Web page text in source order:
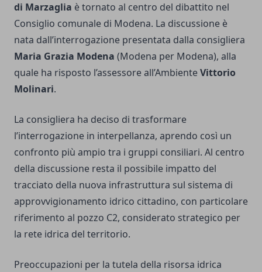
di Marzaglia è tornato al centro del dibattito nel
Consiglio comunale di Modena. La discussione è
nata dall’interrogazione presentata dalla consigliera
Maria Grazia Modena (Modena per Modena), alla
quale ha risposto l’assessore all’AmbienteVittorio
Molinari.
La consigliera ha deciso di trasformare
l’interrogazione in interpellanza, aprendo così un
confronto più ampio tra i gruppi consiliari. Al centro
della discussione resta il possibile impatto del
tracciato della nuova infrastruttura sul sistema di
approvvigionamento idrico cittadino, con particolare
riferimento al pozzo C2, considerato strategico per
la rete idrica del territorio.
Preoccupazioni per la tutela della risorsa idrica